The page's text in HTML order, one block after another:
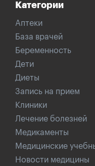
Категории
Аптеки
База врачей
Беременность
Дети
Диеты
Запись на прием
Клиники
Лечение болезней
Медикаменты
Медицинские
Новости медицины